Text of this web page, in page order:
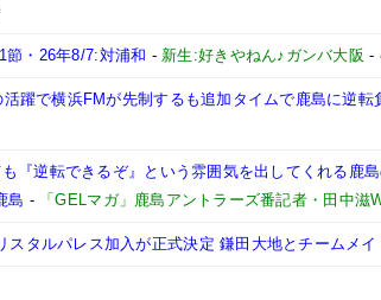
節・26年8/7:対浦和 - 新生:好きやねん♪ガンバ大阪 -
躍で横浜FMが先制するも追加タイムで鹿島に逆転
『逆転できるぞ』という雰囲気を出してくれる鹿
島 - 「GELマガ」鹿島アントラーズ番記者・田中滋
スタルパレス加入が正式決定 鎌田大地とチームメイ